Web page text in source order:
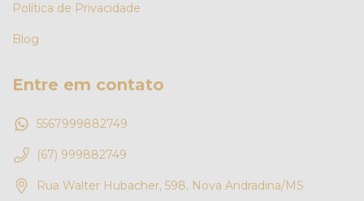
Política de Privacidade
Blog
Entre em contato
5567999882749
(67) 999882749
Rua Walter Hubacher, 598, Nova Andradina/MS